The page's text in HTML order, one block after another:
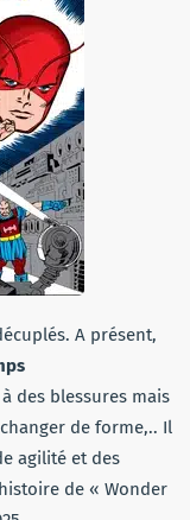
A présent,
des blessures mais
de forme,.. Il
agilité et des
de « Wonder